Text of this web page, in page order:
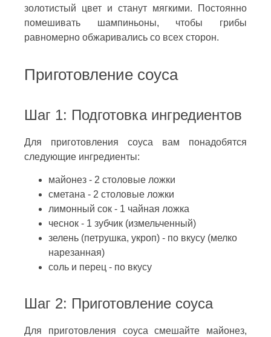
золотистый цвет и станут мягкими. Постоянно
помешивать шампиньоны, чтобы грибы
равномерно обжаривались со всех сторон.
Приготовление соуса
Шаг 1: Подготовка ингредиентов
Для приготовления соуса вам понадобятся
следующие ингредиенты:
майонез - 2 столовые ложки
сметана - 2 столовые ложки
лимонный сок - 1 чайная ложка
чеснок - 1 зубчик (измельченный)
зелень (петрушка, укроп) - по вкусу (мелко
нарезанная)
соль и перец - по вкусу
Шаг 2: Приготовление соуса
Для приготовления соуса смешайте майонез,